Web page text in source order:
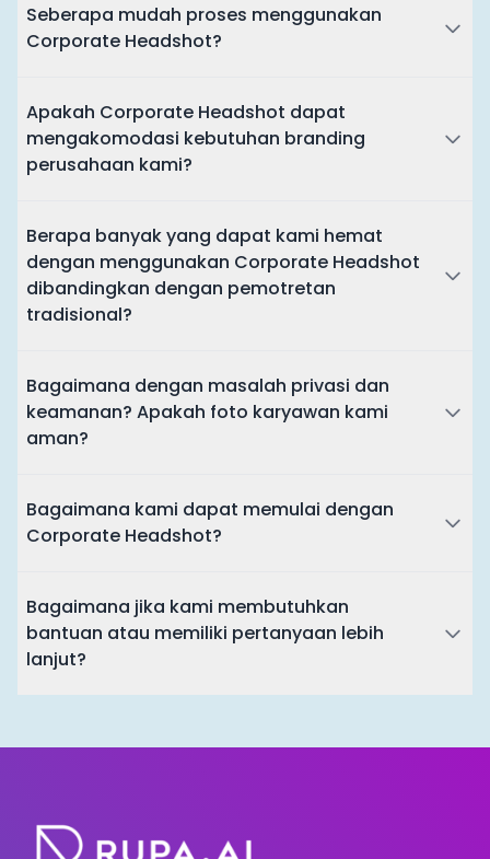
Seberapa mudah proses menggunakan
Corporate Headshot?
Apakah Corporate Headshot dapat
mengakomodasi kebutuhan branding
perusahaan kami?
Berapa banyak yang dapat kami hemat
dengan menggunakan Corporate Headshot
dibandingkan dengan pemotretan
tradisional?
Bagaimana dengan masalah privasi dan
keamanan? Apakah foto karyawan kami
aman?
Bagaimana kami dapat memulai dengan
Corporate Headshot?
Bagaimana jika kami membutuhkan
bantuan atau memiliki pertanyaan lebih
lanjut?